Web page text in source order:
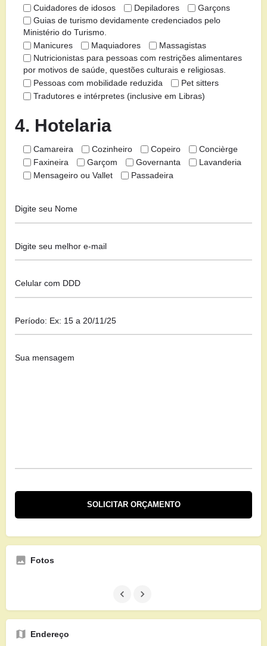
Cuidadores de idosos Depiladores
Garçons
Guias de turismo devidamente credenciados pelo
Ministério do Turismo.
Manicures
Maquiadores
Massagistas
Nutricionistas para pessoas com restrições alimentares
por motivos de saúde, questões culturais e religiosas.
Pessoas com mobilidade reduzida
Pet sitters
Tradutores e intérpretes (inclusive em Libras)
4. Hotelaria
Camareira Cozinheiro Copeiro
Concièrge
Faxineira
Garçom Governanta
Lavanderia
Mensageiro ou Vallet
Passadeira
Fotos
Endereço